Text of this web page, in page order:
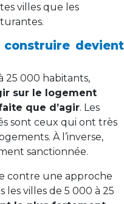
villes que les
construire devient
25 000 habitants,
sur le logement
que d’agir. Les
sont ceux qui ont très
À l’inverse,
sanctionnée.
contre une approche
villes de 5 000 à 25